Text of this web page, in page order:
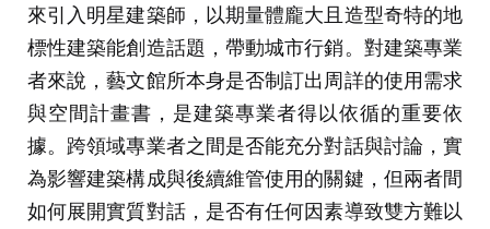
來引入明星建築師，以期量體龐大且造型奇特的地
標性建築能創造話題，帶動城市行銷。對建築專業
者來說，藝文館所本身是否制訂出周詳的使用需求
與空間計畫書，是建築專業者得以依循的重要依
據。跨領域專業者之間是否能充分對話與討論，實
為影響建築構成與後續維管使用的關鍵，但兩者間
如何展開實質對話，是否有任何因素導致雙方難以